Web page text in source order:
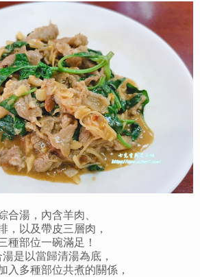
合湯，內含羊肉、
，以及帶皮三層肉，
種部位一碗滿足！
是以當歸清湯為底，
入多種部位共煮的關係，